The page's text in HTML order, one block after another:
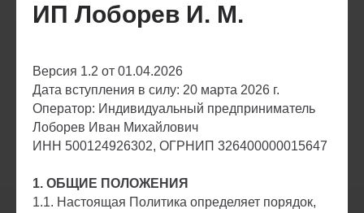
ИП Лоборев И. М.
Версия 1.2 от 01.04.2026
Дата вступления в силу: 20 марта 2026 г.
Оператор: Индивидуальный предприниматель
Лоборев Иван Михайлович
ИНН 500124926302, ОГРНИП 326400000015647
1. ОБЩИЕ ПОЛОЖЕНИЯ
1.1. Настоящая Политика определяет порядок,